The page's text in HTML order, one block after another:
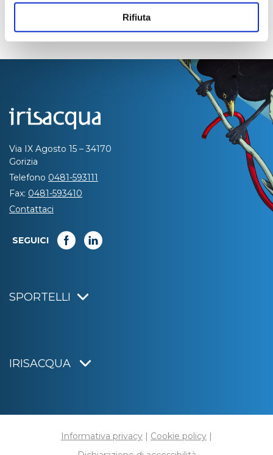
Rifiuta
Via IX Agosto 15 – 34170
Gorizia
Telefono 0481-593111
Fax: 0481-593410
Contattaci
SEGUICI
SPORTELLI
IRISACQUA
Informativa privacy | Cookie policy |